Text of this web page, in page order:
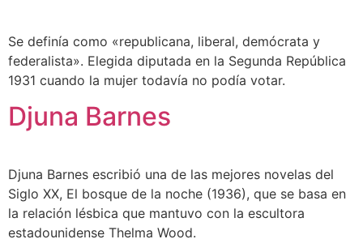
Se definía como «republicana, liberal, demócrata y
federalista». Elegida diputada en la Segunda República
1931 cuando la mujer todavía no podía votar.
Djuna Barnes
Djuna Barnes escribió una de las mejores novelas del
Siglo XX, El bosque de la noche (1936), que se basa en
la relación lésbica que mantuvo con la escultora
estadounidense Thelma Wood.